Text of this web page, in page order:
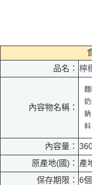
品名： 檸
內容物名稱：
內容量：
原產地(國)：
產
保存期限： 6